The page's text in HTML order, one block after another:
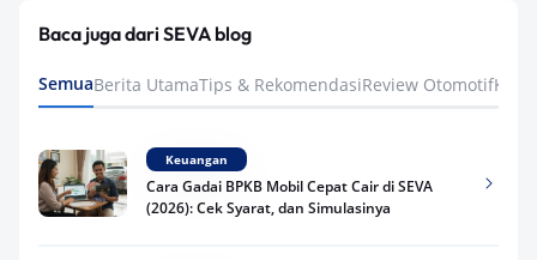
Baca juga dari SEVA blog
SemuaBerita UtamaTips & RekomendasiReview Otomotif
Keuangan
Cara Gadai BPKB Mobil Cepat Cair di SEVA
(2026): Cek Syarat, dan Simulasinya